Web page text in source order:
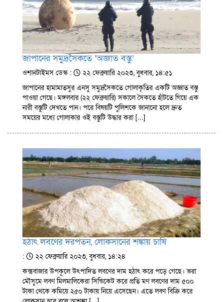
জাপানের সমুদ্রসৈকতে ‘অজ্ঞাত বস্তু’
ওশানটাইমস ডেস্ক :
২২ ফেব্রুয়ারি ২০২৩, বুধবার, ১৪:৫১
জাপানের হামামাতসুর এনসু সমুদ্রসৈকতে গোলাকৃতির একটি অজ্ঞাত বস্তু
পাওয়া গেছে। মঙ্গলবার (২২ ফেব্রুয়ারি) সকালে সৈকতে হাঁটতে গিয়ে এক
নারী বস্তুটি দেখতে পান। পরে বিষয়টি পুলিশকে জানানো হলে দ্রুত
সময়ের মধ্যে গোলাকার ওই বস্তুটি উদ্ধার করা […]
হঠাৎ লবণের দরপতন, লোকসানের শঙ্কায় চাষি
:
২২ ফেব্রুয়ারি ২০২৩, বুধবার, ১৪:২৪
কক্সবাজার উপকূলে উৎপাদিত লবণের দাম হঠাৎ করে পড়ে গেছে। ভরা
মৌসুমে লবণ মিলমালিকেরা সিন্ডিকেট করে প্রতি মণ লবণের দাম ৫০০
টাকা থেকে কমিয়ে ২৫০ টাকায় নিয়ে এসেছেন। এতে লবণ বিক্রি করে